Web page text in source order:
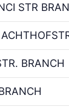
STR
BRANCH